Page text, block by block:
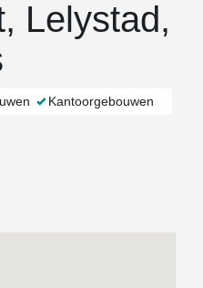
Lelystad,
Kantoorgebouwen